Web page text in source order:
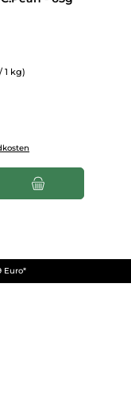
1 kg)
ein oder benutze die
Euro*